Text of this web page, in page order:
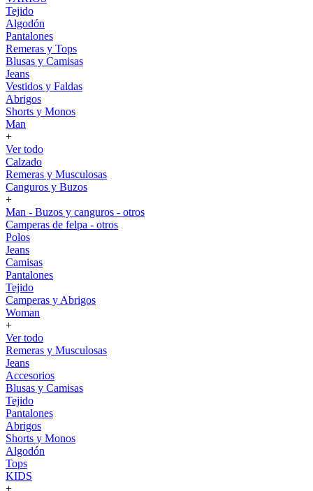
Tejido
Algodón
Pantalones
Remeras y Tops
Blusas y Camisas
Jeans
Vestidos y Faldas
Abrigos
Shorts y Monos
Man
+
Ver todo
Calzado
Remeras y Musculosas
Canguros y Buzos
+
Man - Buzos y canguros - otros
Camperas de felpa - otros
Polos
Jeans
Camisas
Pantalones
Tejido
Camperas y Abrigos
Woman
+
Ver todo
Remeras y Musculosas
Jeans
Accesorios
Blusas y Camisas
Tejido
Pantalones
Abrigos
Shorts y Monos
Algodón
Tops
KIDS
+